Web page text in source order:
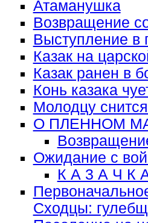
Атаманушка
Возвращение
Выступление в
Казак на
Казак ранен в
Конь казака
Молодцу
О ПЛЕННОМ
Ожидание с
К А 3 А Ч К
Сходцы: